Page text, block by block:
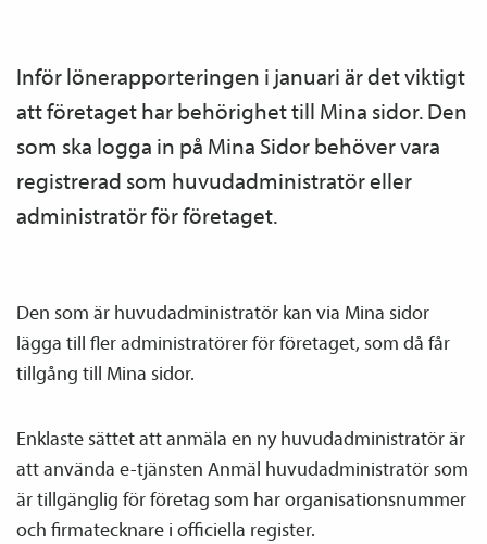
Inför löne­­­rapporteringen i januari är det viktigt
att företaget har behörighet till Mina sidor. Den
som ska logga in på Mina Sidor behöver vara
registrerad som huvud­­administratör eller
administratör för företaget.
Den som är huvud­­administratör kan via Mina sidor
lägga till fler administratörer för företaget, som då får
tillgång till Mina sidor.
Enklaste sättet att anmäla en ny huvud­­administratör är
att använda e-tjänsten Anmäl huvud­­administratör som
är tillgänglig för företag som har organisationsnummer
och firmatecknare i officiella register.